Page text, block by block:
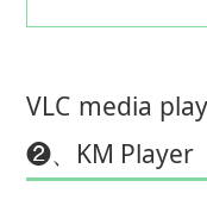
VLC media
❷、KM Player